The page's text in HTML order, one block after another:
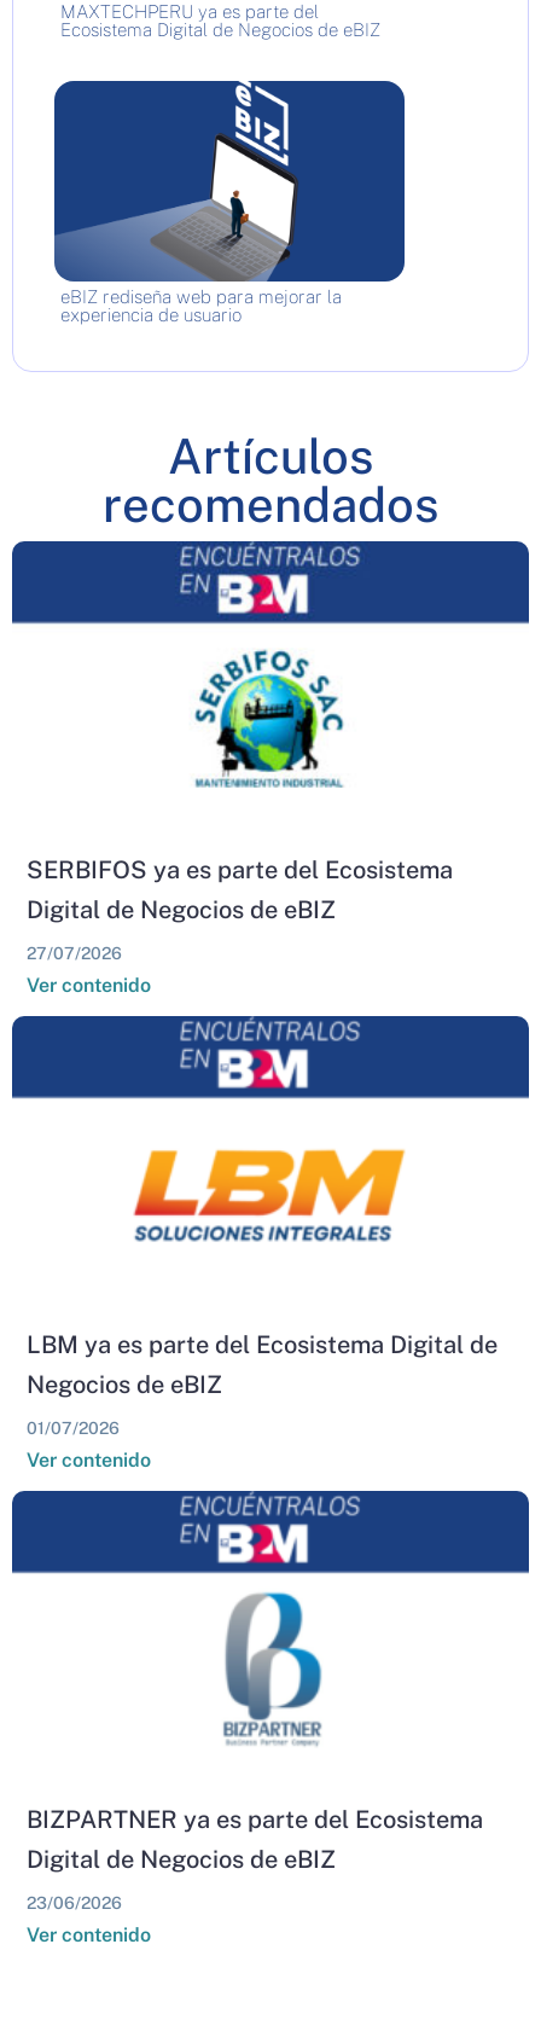
MAXTECHPERU ya es parte del
Ecosistema Digital de Negocios de eBIZ
eBIZ rediseña web para mejorar la
experiencia de usuario
Artículos
recomendados
SERBIFOS ya es parte del Ecosistema
Digital de Negocios de eBIZ
27/07/2026
Ver contenido
LBM ya es parte del Ecosistema Digital de
Negocios de eBIZ
01/07/2026
Ver contenido
BIZPARTNER ya es parte del Ecosistema
Digital de Negocios de eBIZ
23/06/2026
Ver contenido